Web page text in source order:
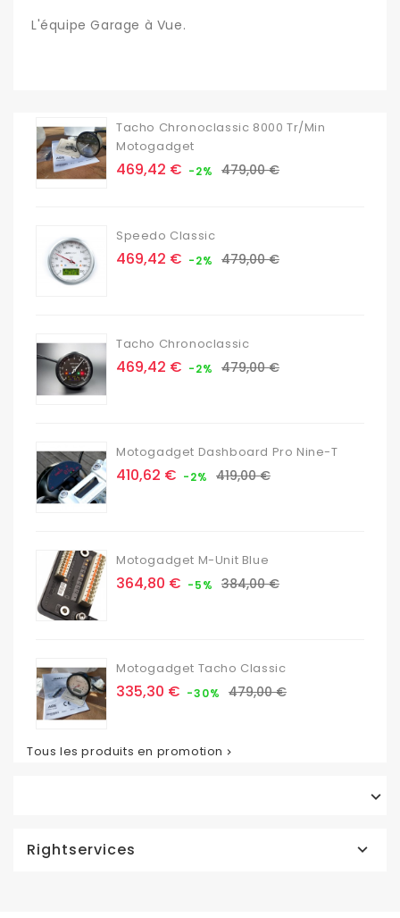
L'équipe Garage à Vue.
Tacho Chronoclassic 8000 Tr/min
Motogadget
Prix
469,42 € -2% Prix
479,00 €
Speedo Classic
Prix
469,42 € -2% Prix
479,00 €
Tacho Chronoclassic
Prix
469,42 € -2% Prix
479,00 €
Motogadget Dashboard Pro Nine-T
Prix
410,62 € -2% Prix
419,00 €
Motogadget M-Unit Blue
Prix
364,80 € -5% Prix
384,00 €
Motogadget Tacho Classic
Prix
335,30 € -30% Prix
479,00 €
Tous les produits en promotion 

Rightservices 